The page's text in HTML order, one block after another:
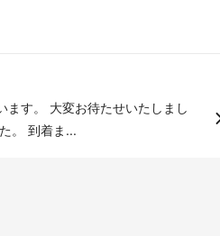
たしまし
た！ 本日、皆様にカメレオンウォレットを発送致しました。 到着ま...